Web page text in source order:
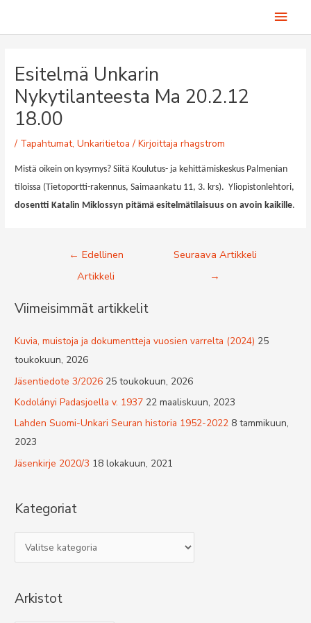
Esitelmä Unkarin
Nykytilanteesta Ma 20.2.12
18.00
/ Tapahtumat,Unkaritietoa / Kirjoittajarhagstrom
Mistä oikein on kysymys? Siitä Koulutus- ja kehittämiskeskus Palmenian
tiloissa (Tietoportti-rakennus, Saimaankatu 11, 3. krs). Yliopistonlehtori,
dosentti Katalin Miklossyn pitämä esitelmätilaisuus on avoin kaikille.
Artikkelien
← Edellinen
Artikkeli
Seuraava Artikkeli
→
Viimeisimmät artikkelit
Kuvia, muistoja ja dokumentteja vuosien varrelta (2024) 25
toukokuun, 2026
Jäsentiedote 3/2026 25 toukokuun, 2026
Kodolányi Padasjoella v. 1937 22 maaliskuun, 2023
Lahden Suomi-Unkari Seuran historia 1952-2022 8 tammikuun,
2023
Jäsenkirje 2020/3 18 lokakuun, 2021
Kategoriat
a
e
Arkistot